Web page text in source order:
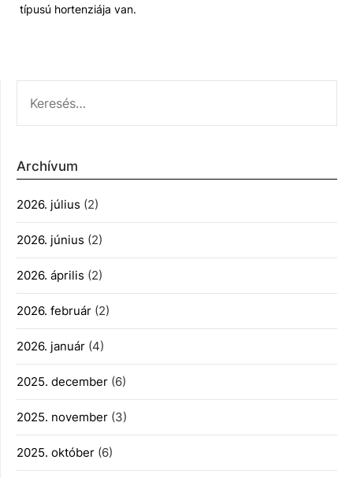
típusú hortenziája van.
Archívum
2026. július (2)
2026. június (2)
2026. április (2)
2026. február (2)
2026. január (4)
2025. december (6)
2025. november (3)
2025. október (6)